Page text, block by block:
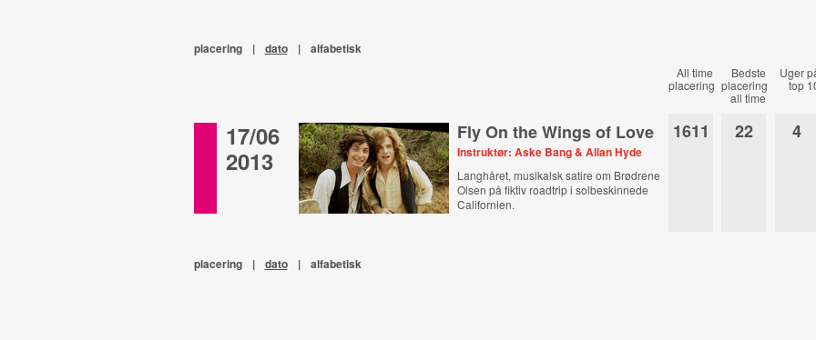
placering | dato | alfabetisk
All time
placering
Bedste
placering
all time
Uger
top
17/06
2013
Fly On the Wings of Love
Instruktør: Aske Bang & Allan Hyde
Langhåret, musikalsk satire om Brødrene
Olsen på fiktiv roadtrip i solbeskinnede
Californien.
1611 22 4
placering | dato | alfabetisk